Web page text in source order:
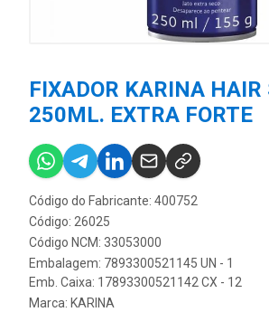
FIXADOR KARINA HAIR
250ML. EXTRA FORTE
Código do Fabricante: 400752
Código: 26025
Código NCM: 33053000
Embalagem: 7893300521145 UN - 1
Emb. Caixa: 17893300521142 CX - 12
Marca: KARINA